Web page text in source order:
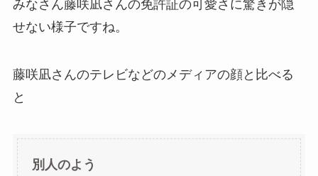
みなさん藤咲凪さんの免許証の可愛さに驚きが隠
せない様子ですね。
藤咲凪さんのテレビなどのメディアの顔と比べる
と
別人のよう